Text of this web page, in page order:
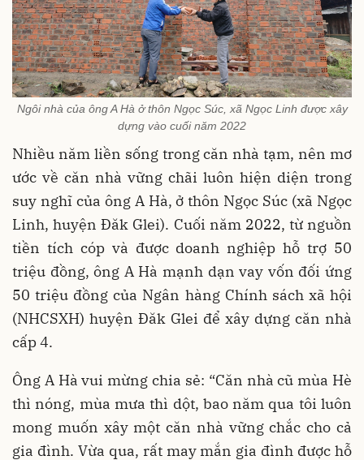
Ngôi nhà của ông A Hà ở thôn Ngọc Súc, xã Ngọc Linh được xây
dựng vào cuối năm 2022
Nhiều năm liền sống trong căn nhà tạm, nên mơ
ước về căn nhà vững chãi luôn hiện diện trong
suy nghĩ của ông A Hà, ở thôn Ngọc Súc (xã Ngọc
Linh, huyện Đăk Glei). Cuối năm 2022, từ nguồn
tiền tích cóp và được doanh nghiệp hỗ trợ 50
triệu đồng, ông A Hà mạnh dạn vay vốn đối ứng
50 triệu đồng của Ngân hàng Chính sách xã hội
(NHCSXH) huyện Đăk Glei để xây dựng căn nhà
cấp 4.
Ông A Hà vui mừng chia sẻ: “Căn nhà cũ mùa Hè
thì nóng, mùa mưa thì dột, bao năm qua tôi luôn
mong muốn xây một căn nhà vững chắc cho cả
gia đình. Vừa qua, rất may mắn gia đình được hỗ